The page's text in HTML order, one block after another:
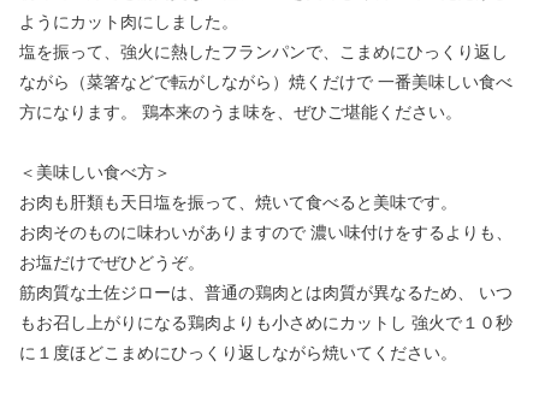
ようにカット肉にしました。
塩を振って、強火に熱したフランパンで、こまめにひっくり返し
ながら（菜箸などで転がしながら）焼くだけで 一番美味しい食べ
方になります。 鶏本来のうま味を、ぜひご堪能ください。
＜美味しい食べ方＞
お肉も肝類も天日塩を振って、焼いて食べると美味です。
お肉そのものに味わいがありますので 濃い味付けをするよりも、
お塩だけでぜひどうぞ。
筋肉質な土佐ジローは、普通の鶏肉とは肉質が異なるため、 いつ
もお召し上がりになる鶏肉よりも小さめにカットし 強火で１０秒
に１度ほどこまめにひっくり返しながら焼いてください。